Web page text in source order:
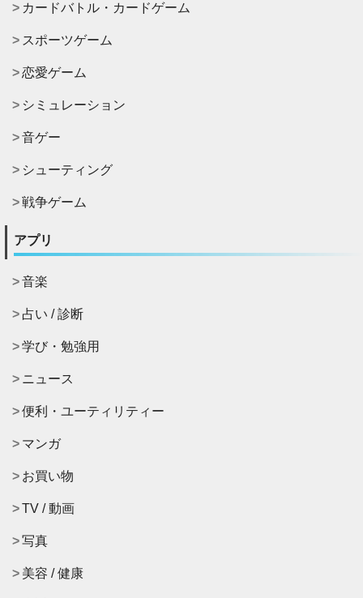
カードバトル・カードゲーム
スポーツゲーム
恋愛ゲーム
シミュレーション
音ゲー
シューティング
戦争ゲーム
アプリ
音楽
占い / 診断
学び・勉強用
ニュース
便利・ユーティリティー
マンガ
お買い物
TV / 動画
写真
美容 / 健康